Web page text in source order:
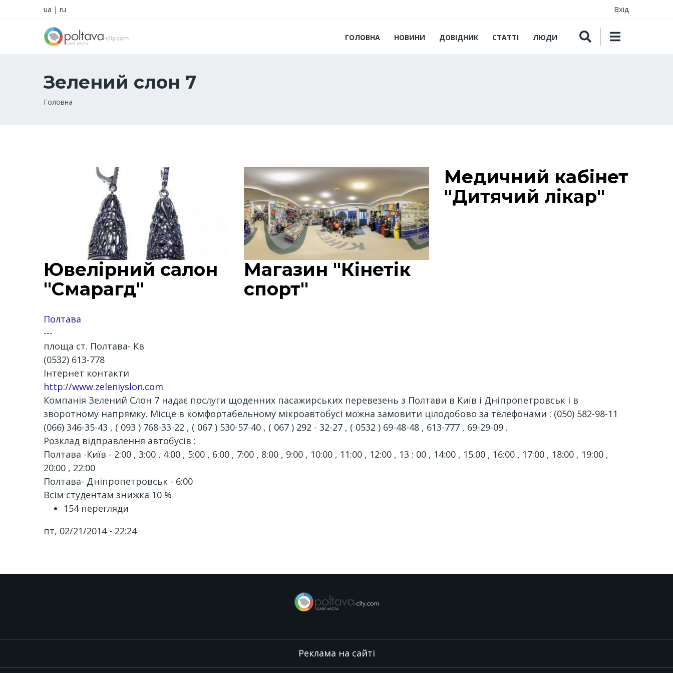
ua | ru Вхід
ГОЛОВНА НОВИНИ ДОВІДНИК СТАТТІ ЛЮДИ
Зелений слон 7
Рядок
Головна
Ювелірний салон
"Смарагд"
Магазин "Кінетік
спорт"
Медичний кабінет
"Дитячий лікар"
Полтава
---
площа ст. Полтава- Кв
(0532) 613-778
Інтернет контакти
http://www.zeleniyslon.com
Компанія Зелений Слон 7 надає послуги щоденних пасажирських перевезень з Полтави в Київ і Дніпропетровськ і в
зворотному напрямку. Місце в комфортабельному мікроавтобусі можна замовити цілодобово за телефонами : (050) 582-98-11
(066) 346-35-43 , ( 093 ) 768-33-22 , ( 067 ) 530-57-40 , ( 067 ) 292 - 32-27 , ( 0532 ) 69-48-48 , 613-777 , 69-29-09 .
Розклад відправлення автобусів :
Полтава -Київ - 2:00 , 3:00 , 4:00 , 5:00 , 6:00 , 7:00 , 8:00 , 9:00 , 10:00 , 11:00 , 12:00 , 13 : 00 , 14:00 , 15:00 , 16:00 , 17:00 , 18:00 , 19:00 ,
20:00 , 22:00
Полтава- Дніпропетровськ - 6:00
Всім студентам знижка 10 %
154 перегляди
пт, 02/21/2014 - 22:24
Реклама на сайті